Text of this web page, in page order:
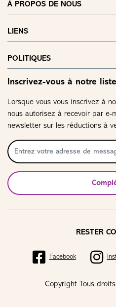
À PROPOS DE NOUS
LIENS
POLITIQUES
Inscrivez-vous à notre
Lorsque vous vous inscrivez à
nous autorisez à recevoir par e-
newsletter sur les réductions à
Copyright Tous
RESTER
Facebook